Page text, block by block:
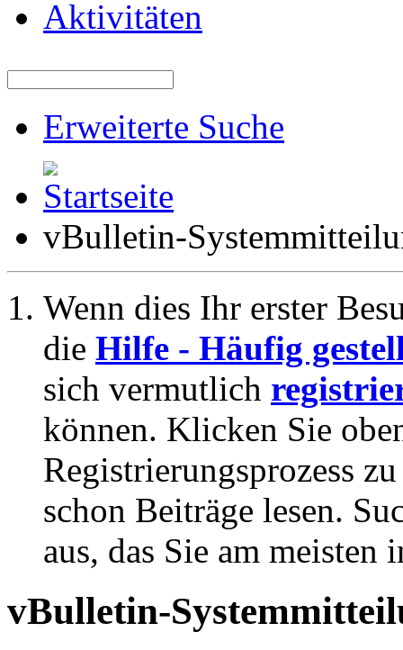
Aktivitäten
Erweiterte Suche
vBulletin-
Wenn dies Ihr erster
die Hilfe - Häufig
sich vermutlich
können. Klicken Sie
Registrierungsprozess
schon Beiträge lesen.
aus, das Sie am meisten
vBulletin-